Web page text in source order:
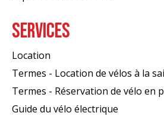
SERVICES
Location
Termes - Location de vélos à la
Termes - Réservation de vélo en
Guide du vélo électrique